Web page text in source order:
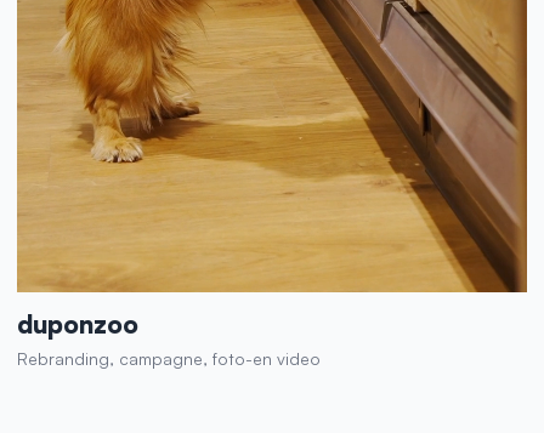
duponzoo
Rebranding, campagne, foto-en video